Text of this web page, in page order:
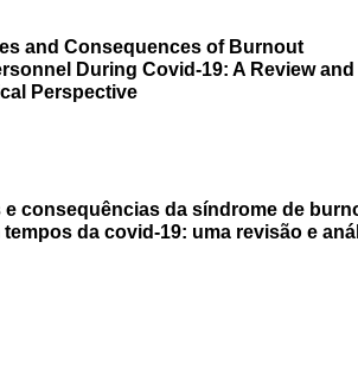
and Consequences of Burnout
During Covid-19: A Review and
Perspective
e consequências da síndrome de
da covid-19: uma revisão e